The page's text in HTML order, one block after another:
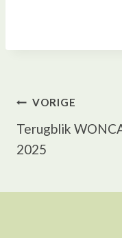
Bericht
navigatie
VORIGE
Terugblik
2025